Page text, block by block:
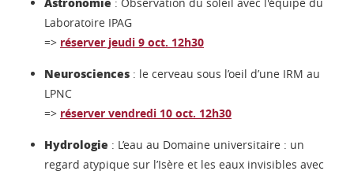
: Observation du soleil avec l'équipe du
Laboratoire IPAG
=> réserver jeudi 9 oct. 12h30
Neurosciences : le cerveau sous l’oeil d’une IRM au
LPNC
=> réserver vendredi 10 oct. 12h30
Hydrologie : L’eau au Domaine universitaire : un
regard atypique sur l’Isère et les eaux invisibles avec